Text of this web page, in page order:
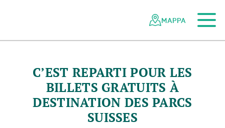
dei
MAPPA
C’EST REPARTI POUR LES
BILLETS GRATUITS À
DESTINATION DES PARCS
SUISSES